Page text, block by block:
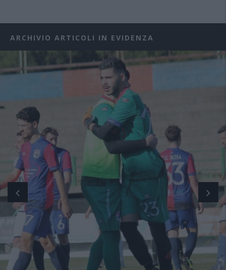
ARCHIVIO ARTICOLI IN EVIDENZA